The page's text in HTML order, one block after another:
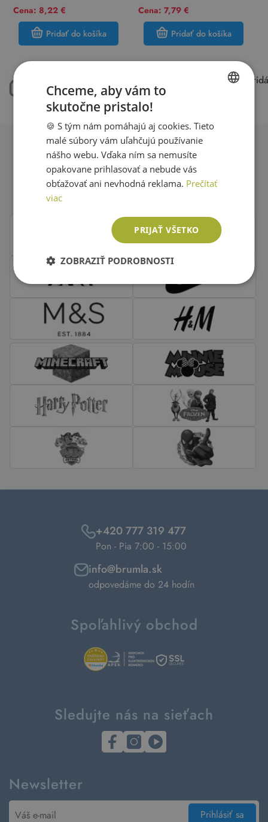
Cena: 8,22 €
Pridať do košíka
Cena: 7,79 €
Pridať do košíka
oblečenia skladom
každý týždeň
Obľúbené značky second hand
oblečenia
+420 777 319 477
Pon - Pia 7:00 - 15:00
info@brumla.sk
odpovedáme do 24 hodín
Spoľahlivý obchod
Sledujte nás na sieťach
Newsletter
Prihlásiť sa
ENGLISH
Chceme, aby vám to
skutočne pristalo!
🍪 S tým nám pomáhajú aj cookies. Tieto
malé súbory vám uľahčujú používanie
nášho webu. Vďaka ním sa nemusíte
opakovane prihlasovať a nebude vás
obťažovať ani nevhodná reklama. Prečítať
viac
PRIJAŤ VŠETKO
ZOBRAZIŤ PODROBNOSTI